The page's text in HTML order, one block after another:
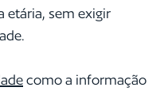
etária, sem exigir
como a informação